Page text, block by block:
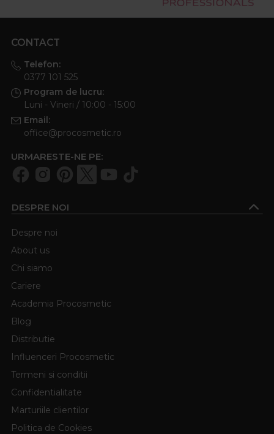
CONTACT
Telefon:
0377 101 525
Program de lucru:
Luni - Vineri / 10:00 - 15:00
Email:
office@procosmetic.ro
URMARESTE-NE PE:
DESPRE NOI
Despre noi
About us
Chi siamo
Cariere
Academia Procosmetic
Blog
Distributie
Influenceri Procosmetic
Termeni si conditii
Confidentialitate
Marturiile clientilor
Politica de Cookies